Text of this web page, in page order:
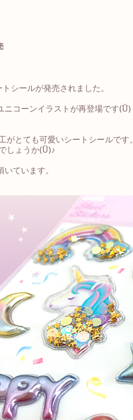
シールが発売されました。
コーンイラストが再登場です(Ü)
とても可愛いシートシールです。
しょうか(Ü)♪
ています。